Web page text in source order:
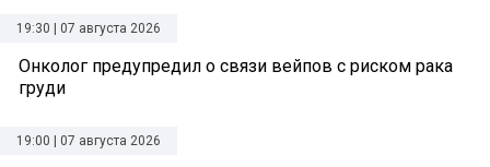
19:30 | 07 августа 2026
Онколог предупредил о связи вейпов с риском рака
груди
19:00 | 07 августа 2026